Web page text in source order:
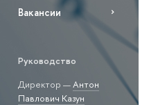
Вакансии
Руководство
Директор —Антон
Павлович Казун